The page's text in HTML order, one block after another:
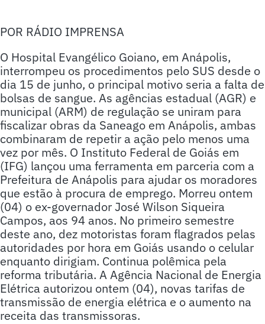
POR RÁDIO IMPRENSA
O Hospital Evangélico Goiano, em Anápolis,
interrompeu os procedimentos pelo SUS desde o
dia 15 de junho, o principal motivo seria a falta de
bolsas de sangue. As agências estadual (AGR) e
municipal (ARM) de regulação se uniram para
fiscalizar obras da Saneago em Anápolis, ambas
combinaram de repetir a ação pelo menos uma
vez por mês. O Instituto Federal de Goiás em
(IFG) lançou uma ferramenta em parceria com a
Prefeitura de Anápolis para ajudar os moradores
que estão à procura de emprego. Morreu ontem
(04) o ex-governador José Wilson Siqueira
Campos, aos 94 anos. No primeiro semestre
deste ano, dez motoristas foram flagrados pelas
autoridades por hora em Goiás usando o celular
enquanto dirigiam. Continua polêmica pela
reforma tributária. A Agência Nacional de Energia
Elétrica autorizou ontem (04), novas tarifas de
transmissão de energia elétrica e o aumento na
receita das transmissoras.